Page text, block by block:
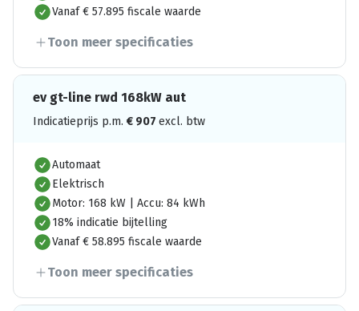
Vanaf € 57.895 fiscale waarde
Toon meer specificaties
ev gt-line rwd 168kW aut
Indicatieprijs p.m. € 907 excl. btw
Automaat
Elektrisch
Motor: 168 kW | Accu: 84 kWh
18% indicatie bijtelling
Vanaf € 58.895 fiscale waarde
Toon meer specificaties